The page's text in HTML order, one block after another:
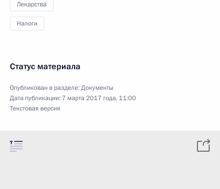
Лекарства
Налоги
Статус материала
Опубликован в разделе:Документы
Дата публикации: 7 марта 2017 года, 11:00
Текстовая версия